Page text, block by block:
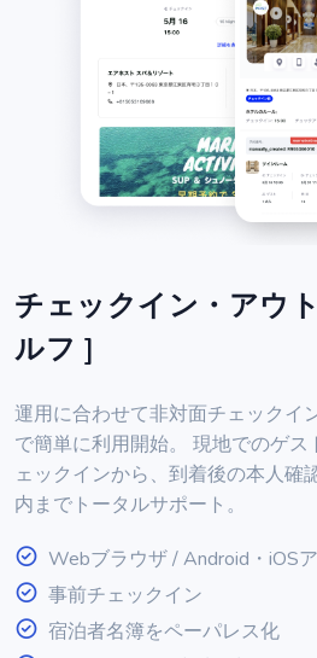
チェックイン・アウ
ルフ ]
運用に合わせて非対面チェックイ
で簡単に利用開始。 現地でのゲ
ェックインから、到着後の本人確
内までトータルサポート。
Webブラウザ / Android・iOS
事前チェックイン
宿泊者名簿をペーパレス化